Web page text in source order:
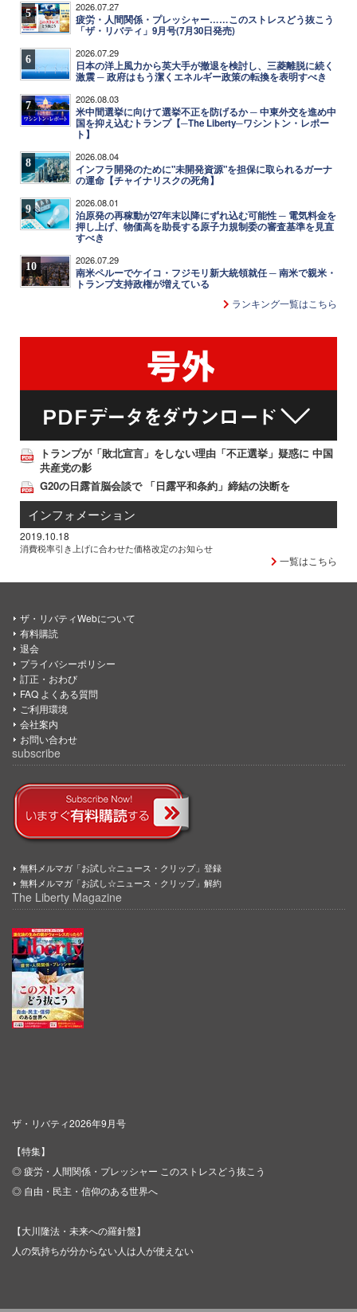
5 2026.07.27
疲労・人間関係・プレッシャー……このストレスどう抜こう
「ザ・リバティ」9月号(7月30日発売)
6 2026.07.29
日本の洋上風力から英大手が撤退を検討し、三菱離脱に続く
激震 ─ 政府はもう潔くエネルギー政策の転換を表明すべき
7 2026.08.03
米中間選挙に向けて選挙不正を防げるか ─ 中東外交を進め中
国を抑え込むトランプ【─The Liberty─ワシントン・レポー
ト】
8 2026.08.04
インフラ開発のために"未開発資源"を担保に取られるガーナ
の運命【チャイナリスクの死角】
9 2026.08.01
泊原発の再稼動が27年末以降にずれ込む可能性 ─ 電気料金を
押し上げ、物価高を助長する原子力規制委の審査基準を見直
すべき
10 2026.07.29
南米ペルーでケイコ・フジモリ新大統領就任 ─ 南米で親米・
トランプ支持政権が増えている
ランキング一覧はこちら
トランプが「敗北宣言」をしない理由「不正選挙」疑惑に 中国
共産党の影
G20の日露首脳会談で 「日露平和条約」締結の決断を
インフォメーション
2019.10.18
消費税率引き上げに合わせた価格改定のお知らせ
一覧はこちら
ザ・リバティWebについて
有料購読
退会
プライバシーポリシー
訂正・おわび
FAQ よくある質問
ご利用環境
会社案内
お問い合わせ
subscribe
無料メルマガ「お試し☆ニュース・クリップ」登録
無料メルマガ「お試し☆ニュース・クリップ」解約
The Liberty Magazine
ザ・リバティ2026年9月号
【特集】
◎ 疲労・人間関係・プレッシャー このストレスどう抜こう
◎ 自由・民主・信仰のある世界へ
【大川隆法・未来への羅針盤】
人の気持ちが分からない人は人が使えない